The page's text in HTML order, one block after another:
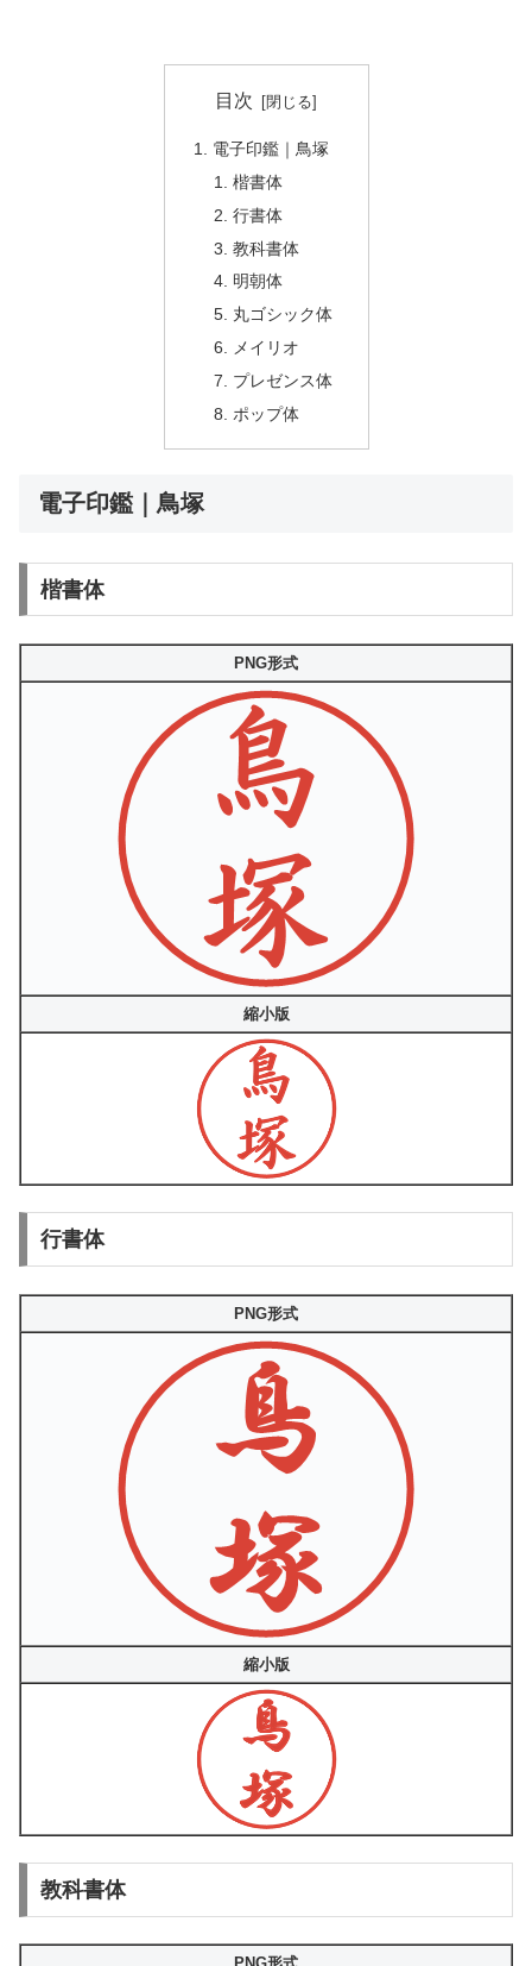
目次
電子印鑑｜鳥塚
楷書体
行書体
教科書体
明朝体
丸ゴシック体
メイリオ
プレゼンス体
ポップ体
電子印鑑｜鳥塚
楷書体
PNG形式
縮小版
行書体
PNG形式
縮小版
教科書体